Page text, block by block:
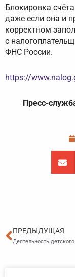
Блокировка
даже если она и
корректном
с
ФНС России.
https://
Пресс-
Пред
ПРЕДЫДУЩАЯ